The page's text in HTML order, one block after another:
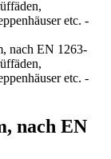
nach EN